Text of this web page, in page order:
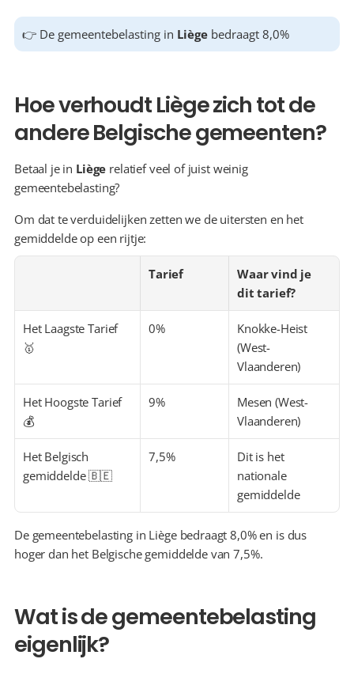
👉 De gemeentebelasting in Liège bedraagt 8,0%
Hoe verhoudt Liège zich tot de
andere Belgische gemeenten?
Betaal je in Liège relatief veel of juist weinig
gemeentebelasting?
Om dat te verduidelijken zetten we de uitersten en het
gemiddelde op een rijtje:
Tarief
Waar vind je
dit tarief?
Het Laagste Tarief
🥇
0%
Knokke-Heist
(West-
Vlaanderen)
Het Hoogste Tarief
💰
9%
Mesen (West-
Vlaanderen)
Het Belgisch
gemiddelde 🇧🇪
7,5%
Dit is het
nationale
gemiddelde
De gemeentebelasting in Liège bedraagt 8,0% en is dus
hoger dan het Belgische gemiddelde van 7,5%.
Wat is de gemeentebelasting
eigenlijk?